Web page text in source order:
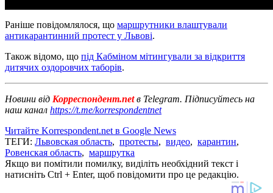
Раніше повідомлялося, що маршрутники влаштували
антикарантинний протест у Львові.
Також відомо, що під Кабміном мітингували за відкриття
дитячих оздоровчих таборів.
Новини від Корреспондент.netв Telegram. Підписуйтесь на
наш канал https://t.me/korrespondentnet
Читайте Korrespondent.net в Google News
ТЕГИ: Львовская область, протесты, видео, карантин,
Ровенская область, маршрутка
Якщо ви помітили помилку, виділіть необхідний текст і
натисніть Ctrl + Enter, щоб повідомити про це редакцію.